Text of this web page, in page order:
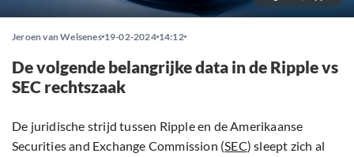
Jeroen van Welsenes 19-02-2024 14:12
De volgende belangrijke data in de Ripple vs
SEC rechtszaak
De juridische strijd tussen Ripple en de Amerikaanse
Securities and Exchange Commission (SEC) sleept zich al